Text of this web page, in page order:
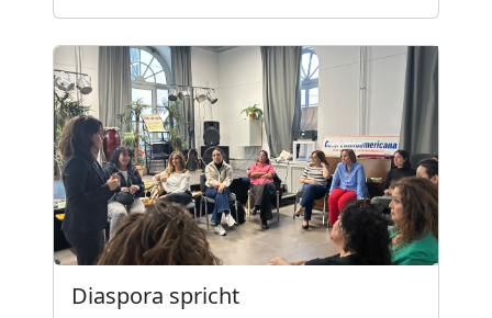
Diaspora spricht